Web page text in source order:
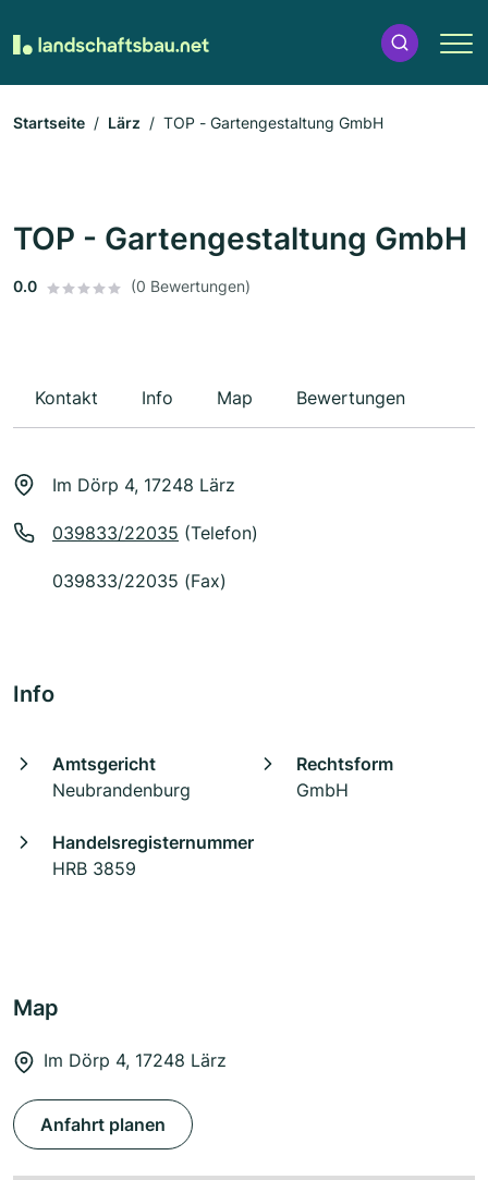
Startseite Lärz TOP - Gartengestaltung GmbH
TOP - Gartengestaltung GmbH
0.0 (0 Bewertungen)
Kontakt Info Map Bewertungen
Im Dörp 4, 17248 Lärz
039833/22035 (Telefon)
039833/22035 (Fax)
Info
Amtsgericht
Neubrandenburg
Rechtsform
GmbH
Handelsregisternummer
HRB 3859
Map
Im Dörp 4, 17248 Lärz
Anfahrt planen